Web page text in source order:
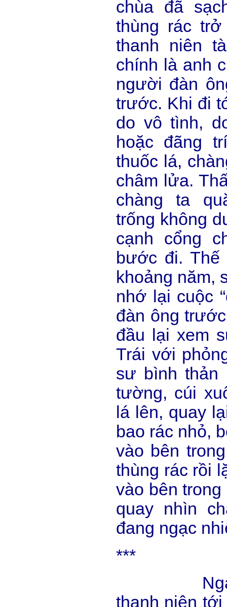
chùa đã
thùng rác
thanh niên
chính là anh
người đàn
trước. Khi đi
do vô tình,
hoặc đãng
thuốc lá,
châm lửa.
chàng ta
trống không
cạnh cổng
bước đi.
khoảng năm,
nhớ lại cuộc
đàn ông
đầu lại xem
Trái với
sư bình
tường, cúi
lá lên, quay
bao rác nhỏ,
vào bên
thùng rác rồi
vào bên
quay nhìn
đang ngạc
***
Ngày
thanh niên